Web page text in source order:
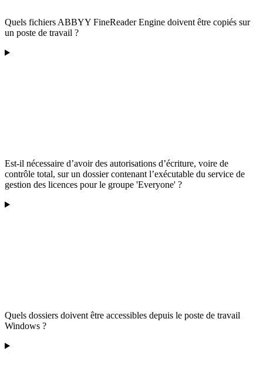
Quels fichiers ABBYY FineReader Engine doivent être copiés sur
un poste de travail ?
Est-il nécessaire d’avoir des autorisations d’écriture, voire de
contrôle total, sur un dossier contenant l’exécutable du service de
gestion des licences pour le groupe 'Everyone' ?
Quels dossiers doivent être accessibles depuis le poste de travail
Windows ?